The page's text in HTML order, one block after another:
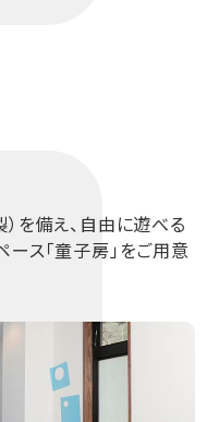
を備え、自由に遊べる
ス「童子房」をご用意